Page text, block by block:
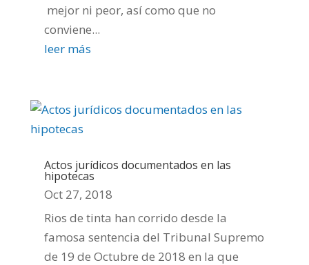
mejor ni peor, así como que no
conviene...
leer más
Actos jurídicos documentados en las
hipotecas
Oct 27, 2018
Rios de tinta han corrido desde la
famosa sentencia del Tribunal Supremo
de 19 de Octubre de 2018 en la que